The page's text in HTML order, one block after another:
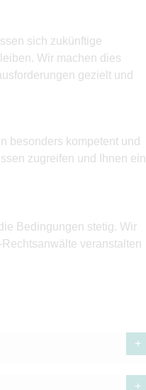
sich zukünftige
Wir machen dies
gezielt und
besonders kompe­tent und
zugreifen und Ihnen ein
Bedingungen stetig. Wir
veranstalten